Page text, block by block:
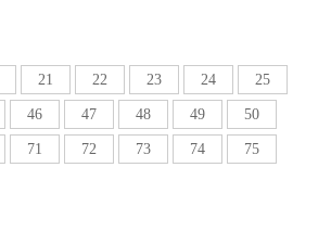
21 22 23 24 25
46 47 48 49 50
71 72 73 74 75